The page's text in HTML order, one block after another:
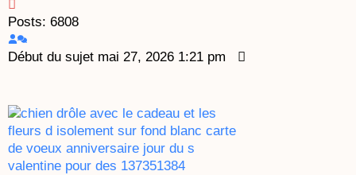
Posts: 6808
Début du sujet mai 27, 2026 1:21 pm